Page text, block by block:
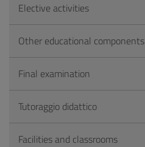
Elective activities
Other educational components
Final examination
Tutoraggio didattico
Facilities and classrooms